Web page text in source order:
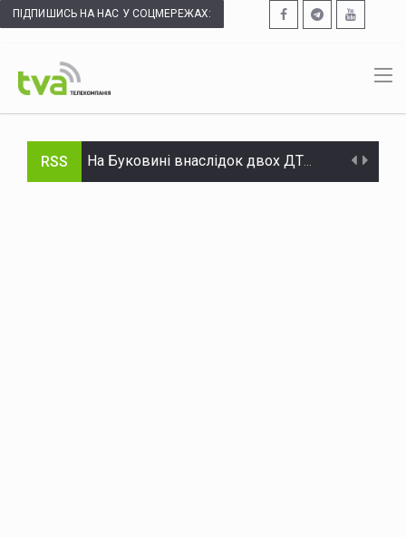
ПІДПИШИСЬ НА НАС У СОЦМЕРЕЖАХ:
RSS